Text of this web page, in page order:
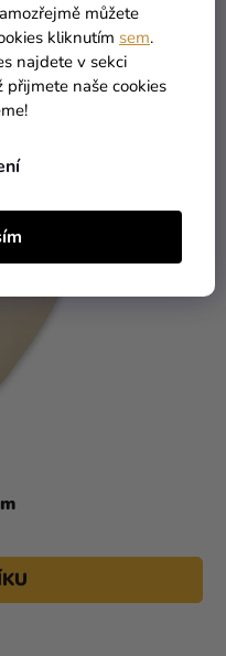
můžete
kliknutím sem.
najdete v sekci
přijmete naše cookies